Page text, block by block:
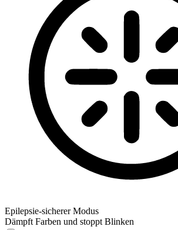
Epilepsie-sicherer Modus
Dämpft Farben und stoppt Blinken